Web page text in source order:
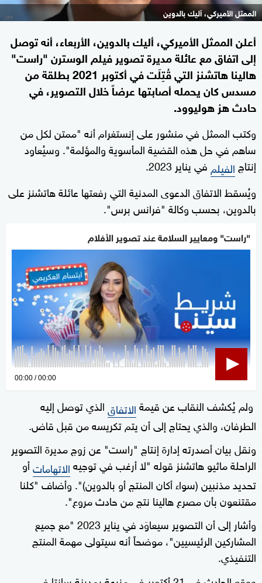
الممثل الأميركي، أليك بالدوين
أعلن الممثل الأميركي، أليك بالدوين، الأربعاء، أنه توصل
إلى اتفاق مع عائلة مديرة تصوير فيلم الوسترن "راست"
هالينا هاتشنز التي قُتِلَت في أكتوبر 2021 بطلقة من
مسدس كان يحمله أصابتها عرضاً خلال التصوير، في
حادث هز هوليوود.
وكتب الممثل في منشور على إنستغرام أنه "ممتن لكل من
ساهم في حل هذه القضية المأسوية والمؤلمة". وسيُعاود
إنتاج الفيلمفي يناير 2023.
ويُسقط الاتفاق الدعوى المدنية التي رفعتها عائلة هاتشنز على
بالدوين، بحسب وكالة "فرانس برس".
"راست" ومعايير السلامة عند تصوير الأفلام
0
seconds
00:00 00:00
ولم يُكشف النقاب عن قيمةالاتفاقالذي توصل إليه
الطرفان، والذي يحتاج إلى أن يتم تكريسه من قبل قاض.
ونقل بيان أصدرته إدارة إنتاج "راست" عن زوج مديرة التصوير
الراحلة ماثيو هاتشنز قوله "لا أرغب في توجيهالاتهاماتأو
تحديد مذنبين (سواء أكان المنتج أو بالدوين)". وأضاف "كلنا
مقتنعون بأن مصرع هالينا نتج من حادث مروع".
وأشار إلى أن التصوير سيعاوَد في يناير 2023 "مع جميع
المشاركين الرئيسيين"، موضحاً أنه سيتولى مهمة المنتج
التنفيذي.